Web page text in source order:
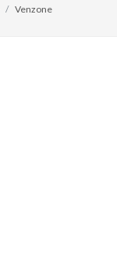
Venzone